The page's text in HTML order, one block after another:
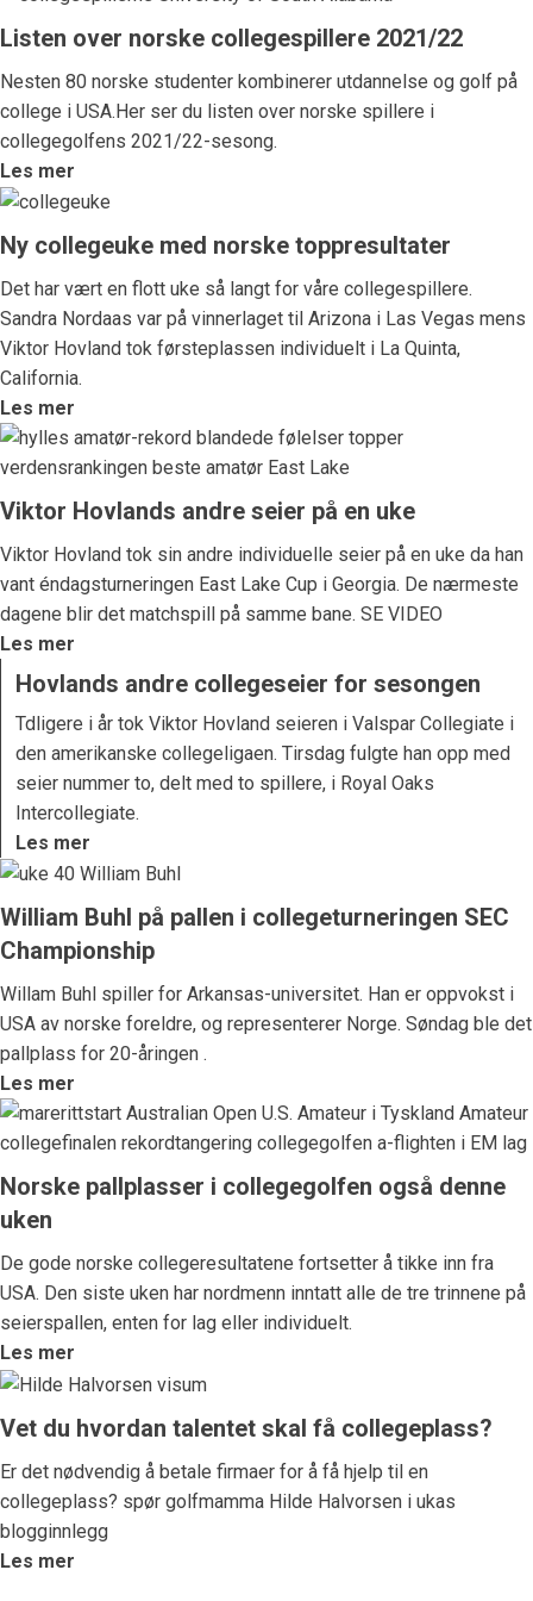
Listen over norske collegespillere 2021/22
Nesten 80 norske studenter kombinerer utdannelse og golf på
college i USA.Her ser du listen over norske spillere i
collegegolfens 2021/22-sesong.
Les mer
Ny collegeuke med norske toppresultater
Det har vært en flott uke så langt for våre collegespillere.
Sandra Nordaas var på vinnerlaget til Arizona i Las Vegas mens
Viktor Hovland tok førsteplassen individuelt i La Quinta,
California.
Les mer
Viktor Hovlands andre seier på en uke
Viktor Hovland tok sin andre individuelle seier på en uke da han
vant éndagsturneringen East Lake Cup i Georgia. De nærmeste
dagene blir det matchspill på samme bane. SE VIDEO
Les mer
Hovlands andre collegeseier for sesongen
Tdligere i år tok Viktor Hovland seieren i Valspar Collegiate i
den amerikanske collegeligaen. Tirsdag fulgte han opp med
seier nummer to, delt med to spillere, i Royal Oaks
Intercollegiate.
Les mer
William Buhl på pallen i collegeturneringen SEC
Championship
Willam Buhl spiller for Arkansas-universitet. Han er oppvokst i
USA av norske foreldre, og representerer Norge. Søndag ble det
pallplass for 20-åringen .
Les mer
Norske pallplasser i collegegolfen også denne
uken
De gode norske collegeresultatene fortsetter å tikke inn fra
USA. Den siste uken har nordmenn inntatt alle de tre trinnene på
seierspallen, enten for lag eller individuelt.
Les mer
Vet du hvordan talentet skal få collegeplass?
Er det nødvendig å betale firmaer for å få hjelp til en
collegeplass? spør golfmamma Hilde Halvorsen i ukas
blogginnlegg
Les mer